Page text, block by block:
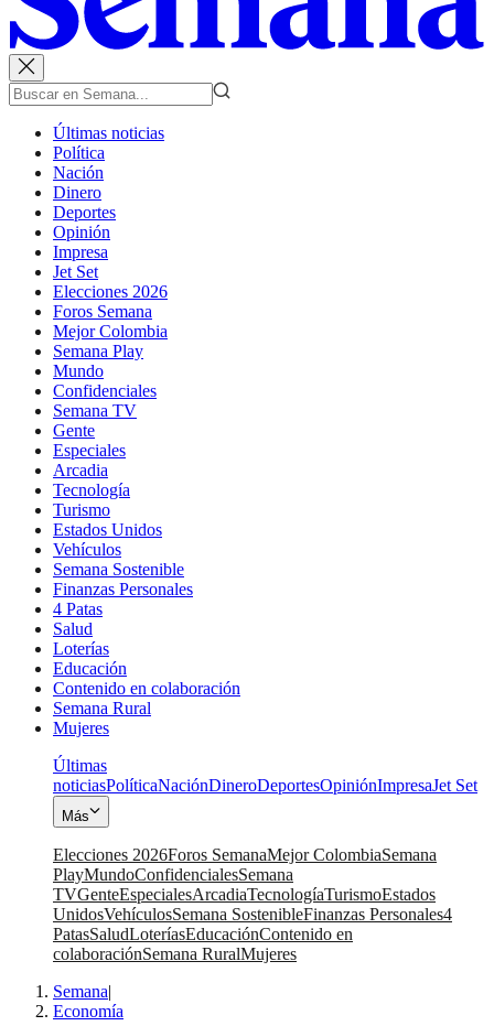
Últimas noticias
Política
Nación
Dinero
Deportes
Opinión
Impresa
Jet Set
Elecciones 2026
Foros Semana
Mejor Colombia
Semana Play
Mundo
Confidenciales
Semana TV
Gente
Especiales
Arcadia
Tecnología
Turismo
Estados Unidos
Vehículos
Semana Sostenible
Finanzas Personales
4 Patas
Salud
Loterías
Educación
Contenido en colaboración
Semana Rural
Mujeres
Últimas
noticiasPolíticaNaciónDineroDeportesOpiniónImpresaJet Set
Más
Elecciones 2026Foros SemanaMejor ColombiaSemana
PlayMundoConfidencialesSemana
TVGenteEspecialesArcadiaTecnologíaTurismoEstados
UnidosVehículosSemana SostenibleFinanzas Personales4
PatasSaludLoteríasEducaciónContenido en
colaboraciónSemana RuralMujeres
Semana|
Economía